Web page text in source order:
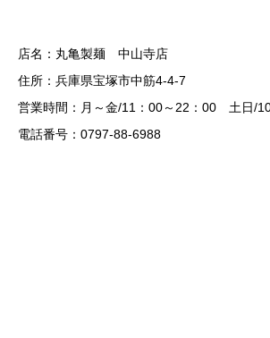
店名：丸亀製麺 中山寺店
住所：兵庫県宝塚市中筋4-4-7
営業時間：月～金/11：00～22：00 土日/
電話番号：0797-88-6988